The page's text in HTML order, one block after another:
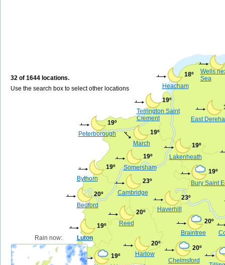
32 of 1644 locations.
Use the search box to select other locations
Luton
19º
Peterborough
19º
Cambridge
23º
Chelmsford
20º
Bedford
20º
Harlow
20º
19º
Braintree
20º
Bury Saint
19º
Haverhill
23º
March
19º
East
Lakenheath
19º
Heacham
18º
Somersham
19º
Terrington Saint
Clement
19º
Wells
Sea
Reed
20º
Bythorn
19º
Rain now: